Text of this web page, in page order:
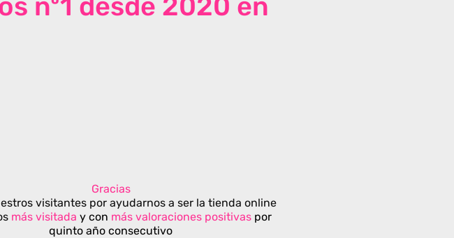
Gracias
visitantes por ayudarnos a ser la tienda online
más visitada y con más valoraciones positivas por
quinto año consecutivo